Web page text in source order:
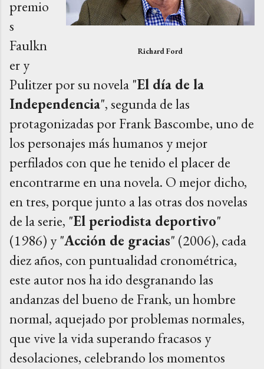
Richard Ford
premio
s
Faulkn
er y
Pulitzer por su novela "El día de la
Independencia", segunda de las
protagonizadas por Frank Bascombe, uno de
los personajes más humanos y mejor
perfilados con que he tenido el placer de
encontrarme en una novela. O mejor dicho,
en tres, porque junto a las otras dos novelas
de la serie, "El periodista deportivo"
(1986) y "Acción de gracias" (2006), cada
diez años, con puntualidad cronométrica,
este autor nos ha ido desgranando las
andanzas del bueno de Frank, un hombre
normal, aquejado por problemas normales,
que vive la vida superando fracasos y
desolaciones, celebrando los momentos